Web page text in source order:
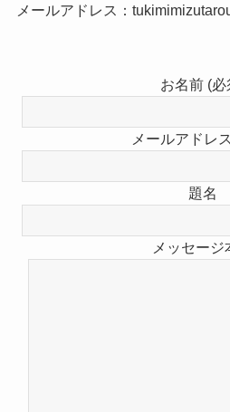
メールアドレス：
お名前 (必
メールアドレ
題名
メッセージ